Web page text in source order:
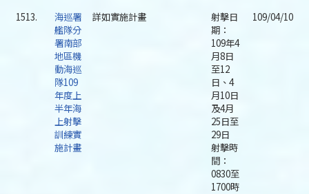
1513.
海巡署
艦隊分
署南部
地區機
動海巡
隊109
年度上
半年海
上射擊
訓練實
施計畫
詳如實施計畫
射擊日
期：
109年4
月8日
至12
日、4
月10日
及4月
25日至
29日
射擊時
間：
0830至
1700時
109/04/10